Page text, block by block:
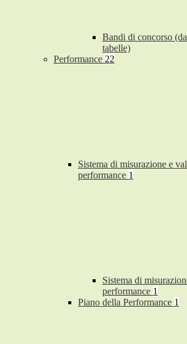
Bandi di concorso
tabelle)
Performance 22
Sistema di misurazione e
performance 1
Sistema di
performance 1
Piano della Performance 1